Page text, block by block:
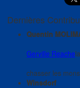
Dernières
Quentin
Gerville Reache
chasser les
Winsdorf